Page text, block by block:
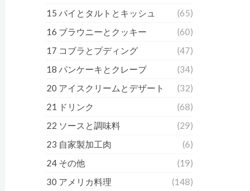
15 パイとタルトとキッシュ
(65)
16 ブラウニーとクッキー
(60)
17 コブラとプディング
(47)
18 パンケーキとクレープ
(34)
20 アイスクリームとデザート
(32)
21 ドリンク
(68)
22 ソースと調味料
(29)
23 自家製加工肉
(6)
24 その他
(19)
30 アメリカ料理
(148)